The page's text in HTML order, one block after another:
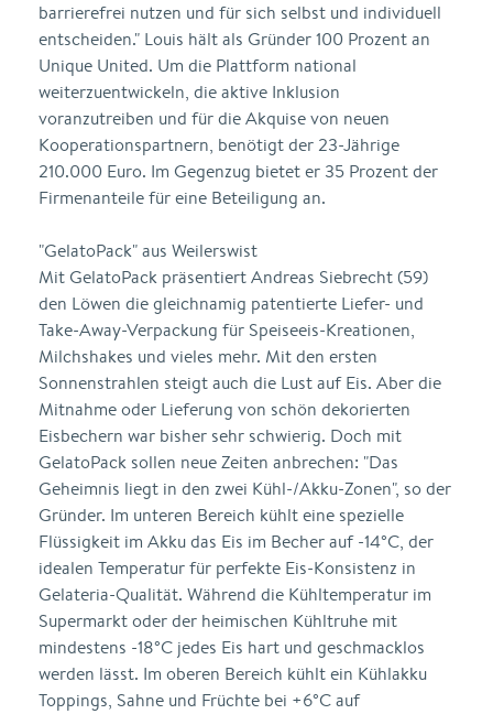
barrierefrei nutzen und für sich selbst und individuell
entscheiden." Louis hält als Gründer 100 Prozent an
Unique United. Um die Plattform national
weiterzuentwickeln, die aktive Inklusion
voranzutreiben und für die Akquise von neuen
Kooperationspartnern, benötigt der 23-Jährige
210.000 Euro. Im Gegenzug bietet er 35 Prozent der
Firmenanteile für eine Beteiligung an.
"GelatoPack" aus Weilerswist
Mit GelatoPack präsentiert Andreas Siebrecht (59)
den Löwen die gleichnamig patentierte Liefer- und
Take-Away-Verpackung für Speiseeis-Kreationen,
Milchshakes und vieles mehr. Mit den ersten
Sonnenstrahlen steigt auch die Lust auf Eis. Aber die
Mitnahme oder Lieferung von schön dekorierten
Eisbechern war bisher sehr schwierig. Doch mit
GelatoPack sollen neue Zeiten anbrechen: "Das
Geheimnis liegt in den zwei Kühl-/Akku-Zonen", so der
Gründer. Im unteren Bereich kühlt eine spezielle
Flüssigkeit im Akku das Eis im Becher auf -14°C, der
idealen Temperatur für perfekte Eis-Konsistenz in
Gelateria-Qualität. Während die Kühltemperatur im
Supermarkt oder der heimischen Kühltruhe mit
mindestens -18°C jedes Eis hart und geschmacklos
werden lässt. Im oberen Bereich kühlt ein Kühlakku
Toppings, Sahne und Früchte bei +6°C auf